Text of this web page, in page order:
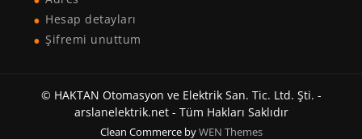
Hesap detayları
Şifremi unuttum
© HAKTAN Otomasyon ve Elektrik San. Tic. Ltd. Şti. -
arslanelektrik.net - Tüm Hakları Saklıdır
Clean Commerce byWEN Themes